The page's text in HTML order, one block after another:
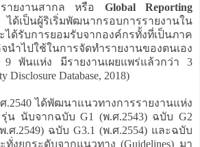
รายงานสากล หรือ Global Reporting
เป็นผู้ริเริ่มพัฒนากรอบการรายงานใน
ด้รับการยอมรับจากองค์กรทั้งที่เป็นภาค
ำไปใช้ในการจัดทำรายงานของตนเอง
9 พันแห่ง มีรายงานเผยแพร่แล้วกว่า 3
Database, 2018)
.2540 ได้พัฒนาแนวทางการรายงานแห่ง
น นับจากฉบับ G1 (พ.ศ.2543) ฉบับ G2
.ศ.2549) ฉบับ G3.1 (พ.ศ.2554) และฉบับ
ทั่งยกระดับจากแนวทาง (Guidelines) มา